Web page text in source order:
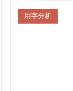
用字分析